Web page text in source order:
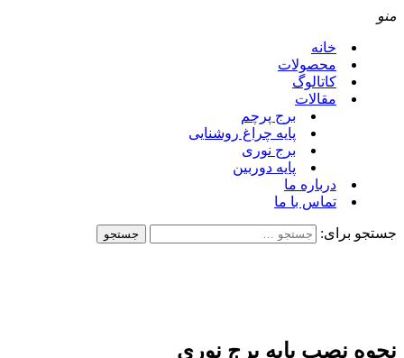
منو
خانه
محصولات
کاتالوگ
مقالات
برج پرچم
پایه چراغ روشنایی
برج نوری
پایه دوربین
درباره ما
تماس با ما
جستجو برای:
نحوه نصب پایه برج نوری